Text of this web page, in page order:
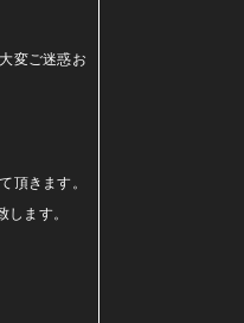
変ご迷惑お
きます。
ます。